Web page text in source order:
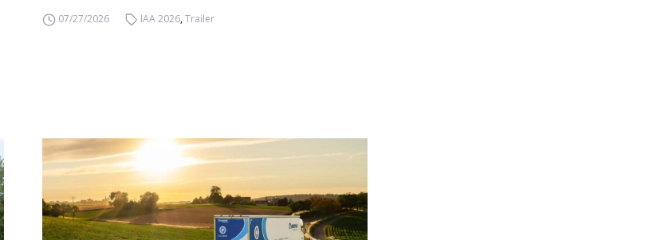
07/27/2026 IAA 2026,Trailer